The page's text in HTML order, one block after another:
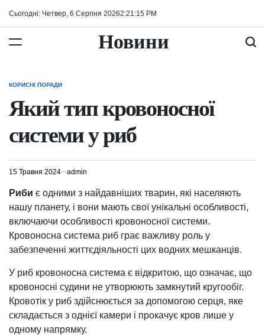
Сьогодні: Четвер, 6 Серпня 20262:21 :15 PM
Новини
ОПУБЛІКУВАТИ
КОРИСНІ ПОРАДИ
Який тип кровоносної
системи у риб
15 Травня 2024 admin
Риби є одними з найдавніших тварин, які населяють
нашу планету, і вони мають свої унікальні особливості,
включаючи особливості кровоносної системи.
Кровоносна система риб грає важливу роль у
забезпеченні життєдіяльності цих водних мешканців.
У риб кровоносна система є відкритою, що означає, що
кровоносні судини не утворюють замкнутий кругообіг.
Кровотік у риб здійснюється за допомогою серця, яке
складається з однієї камери і прокачує кров лише у
одному напрямку.